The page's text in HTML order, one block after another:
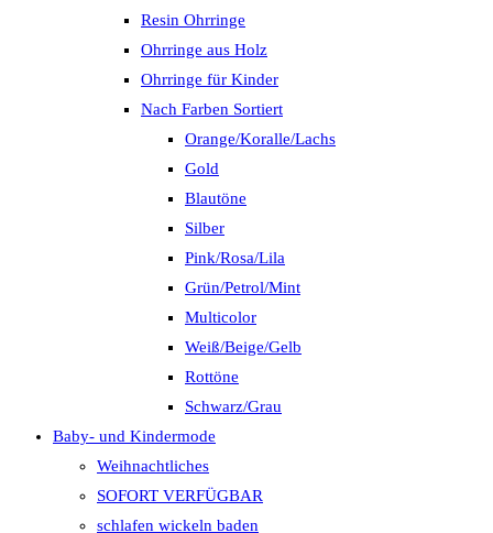
Resin Ohrringe
Ohrringe aus Holz
Ohrringe für Kinder
Nach Farben Sortiert
Orange/Koralle/Lachs
Gold
Blautöne
Silber
Pink/Rosa/Lila
Grün/Petrol/Mint
Multicolor
Weiß/Beige/Gelb
Rottöne
Schwarz/Grau
Baby- und Kindermode
Weihnachtliches
SOFORT VERFÜGBAR
schlafen wickeln baden